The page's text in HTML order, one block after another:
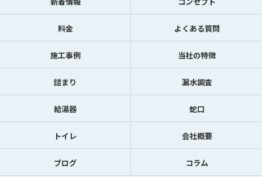
料金 よくある質問
施工事例 当社の特徴
詰まり 漏水調査
給湯器 蛇口
トイレ 会社概要
ブログ コラム